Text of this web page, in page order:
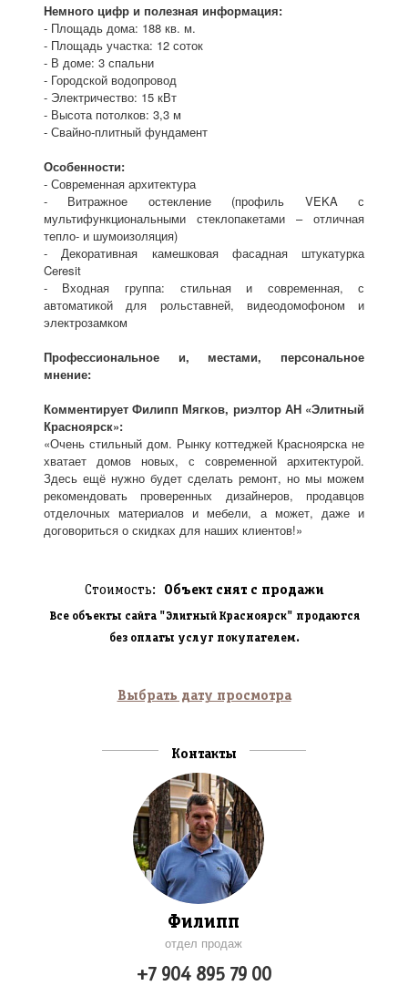
Немного цифр и полезная информация:
- Площадь дома: 188 кв. м.
- Площадь участка: 12 соток
- В доме: 3 спальни
- Городской водопровод
- Электричество: 15 кВт
- Высота потолков: 3,3 м
- Свайно-плитный фундамент
Особенности:
- Современная архитектура
- Витражное остекление (профиль VEKA с
мультифункциональными стеклопакетами – отличная
тепло- и шумоизоляция)
- Декоративная камешковая фасадная штукатурка
Ceresit
- Входная группа: стильная и современная, с
автоматикой для рольставней, видеодомофоном и
электрозамком
Профессиональное и, местами, персональное
мнение:
Комментирует Филипп Мягков, риэлтор АН «Элитный
Красноярск»:
«Очень стильный дом. Рынку коттеджей Красноярска не
хватает домов новых, с современной архитектурой.
Здесь ещё нужно будет сделать ремонт, но мы можем
рекомендовать проверенных дизайнеров, продавцов
отделочных материалов и мебели, а может, даже и
договориться о скидках для наших клиентов!»
Стоимость: Объект снят с продажи
Все объекты сайта "Элитный Красноярск" продаются
без оплаты услуг покупателем.
Выбрать дату просмотра
Контакты
Филипп
отдел продаж
+7 904 895 79 00